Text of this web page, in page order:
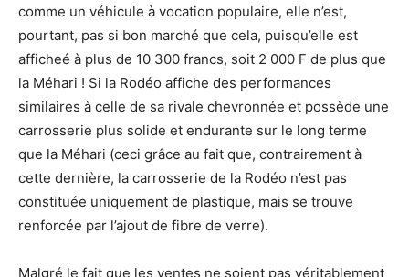
comme un véhicule à vocation populaire, elle n’est,
pourtant, pas si bon marché que cela, puisqu’elle est
afficheé à plus de 10 300 francs, soit 2 000 F de plus que
la Méhari ! Si la Rodéo affiche des performances
similaires à celle de sa rivale chevronnée et possède une
carrosserie plus solide et endurante sur le long terme
que la Méhari (ceci grâce au fait que, contrairement à
cette dernière, la carrosserie de la Rodéo n’est pas
constituée uniquement de plastique, mais se trouve
renforcée par l’ajout de fibre de verre).
Malgré le fait que les ventes ne soient pas véritablement